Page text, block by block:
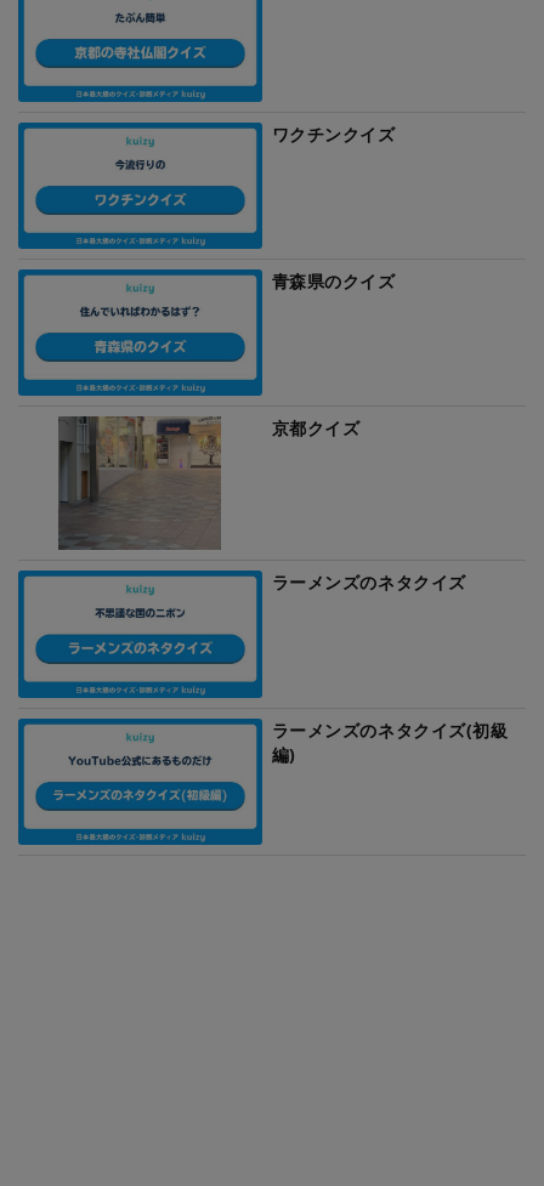
ワクチンクイズ
青森県のクイズ
京都クイズ
ラーメンズのネタクイズ
ラーメンズのネタクイズ(初級
編)